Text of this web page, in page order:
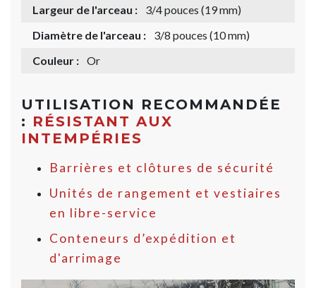
Largeur de l'arceau :
3/4 pouces (19 mm)
Diamètre de l'arceau :
3/8 pouces (10 mm)
Couleur : Or
UTILISATION RECOMMANDÉE
: RÉSISTANT AUX
INTEMPÉRIES
Barrières et clôtures de sécurité
Unités de rangement et vestiaires
en libre-service
Conteneurs d’expédition et
d'arrimage